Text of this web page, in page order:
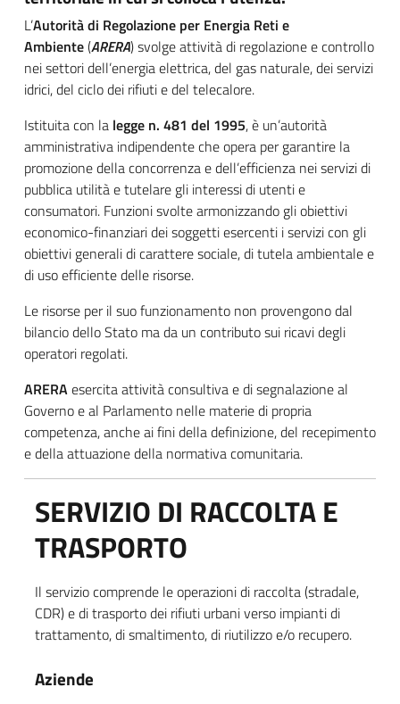
L’Autorità di Regolazione per Energia Reti e
Ambiente(ARERA) svolge attività di regolazione e controllo
nei settori dell’energia elettrica, del gas naturale, dei servizi
idrici, del ciclo dei rifiuti e del telecalore.
Istituita con la legge n. 481 del 1995, è un’autorità
amministrativa indipendente che opera per garantire la
promozione della concorrenza e dell’efficienza nei servizi di
pubblica utilità e tutelare gli interessi di utenti e
consumatori. Funzioni svolte armonizzando gli obiettivi
economico-finanziari dei soggetti esercenti i servizi con gli
obiettivi generali di carattere sociale, di tutela ambientale e
di uso efficiente delle risorse.
Le risorse per il suo funzionamento non provengono dal
bilancio dello Stato ma da un contributo sui ricavi degli
operatori regolati.
ARERAesercita attività consultiva e di segnalazione al
Governo e al Parlamento nelle materie di propria
competenza, anche ai fini della definizione, del recepimento
e della attuazione della normativa comunitaria.
SERVIZIO DI RACCOLTA E
TRASPORTO
Il servizio comprende le operazioni di raccolta (stradale,
CDR) e di trasporto dei rifiuti urbani verso impianti di
trattamento, di smaltimento, di riutilizzo e/o recupero.
Aziende